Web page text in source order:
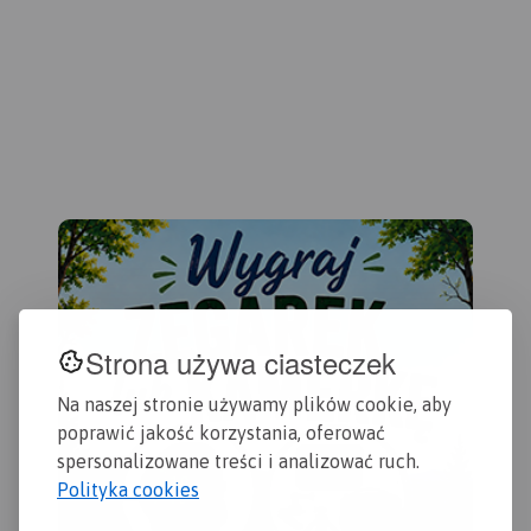
Strona używa ciasteczek
Na naszej stronie używamy plików cookie, aby
poprawić jakość korzystania, oferować
spersonalizowane treści i analizować ruch.
Polityka cookies